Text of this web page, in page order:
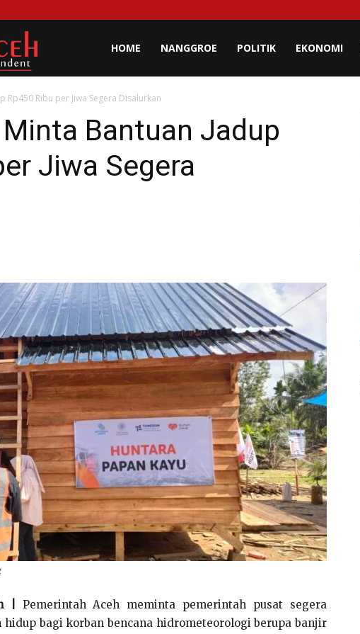
Aceh
HOME NANGGROE POLITIK EKONOMI
Rp450 Ribu per Jiwa Segera Disalurkan
Bantuan Jadup
Jiwa Segera
|
Pemerintah Aceh meminta pemerintah pusat segera
bagi korban bencana hidrometeorologi berupa banjir